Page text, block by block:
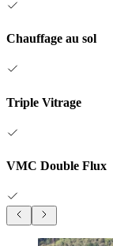
Chauffage au sol
Triple Vitrage
VMC Double Flux